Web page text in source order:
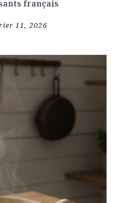
français
11, 2026